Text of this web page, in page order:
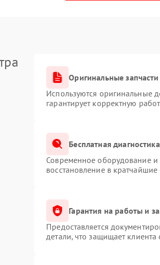
Оригинальные
Используются оригинальные
гарантирует корректную
Бесплатная
Современное оборудование и
восстановление в
Гарантия на работы и
Предоставляется
детали, что защищает